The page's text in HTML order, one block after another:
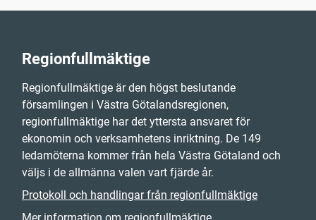
Regionfullmäktige
Regionfullmäktige är den högst beslutande
församlingen i Västra Götalandsregionen,
regionfullmäktige har det yttersta ansvaret för
ekonomin och verksamhetens inriktning. De 149
ledamöterna kommer från hela Västra Götaland och
väljs i de allmänna valen vart fjärde år.
Protokoll och handlingar från regionfullmäktige